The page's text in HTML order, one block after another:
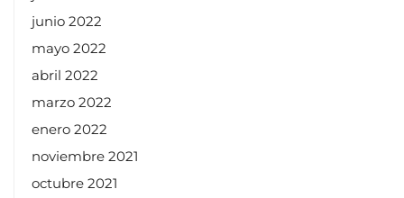
junio 2022
mayo 2022
abril 2022
marzo 2022
enero 2022
noviembre 2021
octubre 2021